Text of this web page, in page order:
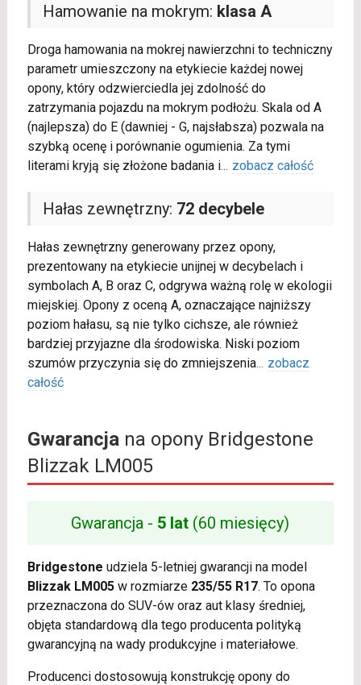
Hamowanie na mokrym: klasa A
Droga hamowania na mokrej nawierzchni to techniczny
parametr umieszczony na etykiecie każdej nowej
opony, który odzwierciedla jej zdolność do
zatrzymania pojazdu na mokrym podłożu. Skala od A
(najlepsza) do E (dawniej - G, najsłabsza) pozwala na
szybką ocenę i porównanie ogumienia. Za tymi
literami kryją się złożone badania i... zobacz całość
Hałas zewnętrzny: 72 decybele
Hałas zewnętrzny generowany przez opony,
prezentowany na etykiecie unijnej w decybelach i
symbolach A, B oraz C, odgrywa ważną rolę w ekologii
miejskiej. Opony z oceną A, oznaczające najniższy
poziom hałasu, są nie tylko cichsze, ale również
bardziej przyjazne dla środowiska. Niski poziom
szumów przyczynia się do zmniejszenia... zobacz
całość
Gwarancjana opony Bridgestone
Blizzak LM005
Gwarancja - 5 lat (60 miesięcy)
Bridgestone udziela 5-letniej gwarancji na model
Blizzak LM005w rozmiarze 235/55 R17. To opona
przeznaczona do SUV-ów oraz aut klasy średniej,
objęta standardową dla tego producenta polityką
gwarancyjną na wady produkcyjne i materiałowe.
Producenci dostosowują konstrukcję opony do